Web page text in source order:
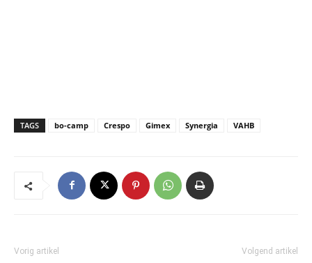
TAGS bo-camp Crespo Gimex Synergia VAHB
Vorig artikel Volgend artikel